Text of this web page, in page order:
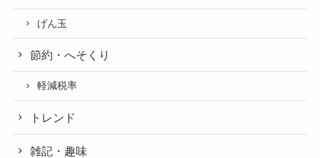
げん玉
節約・へそくり
軽減税率
トレンド
雑記・趣味